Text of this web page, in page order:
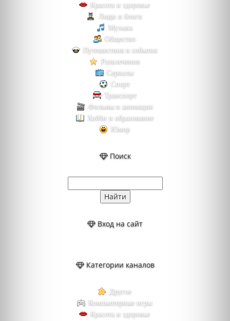
Красота и здоровье
Люди и блоги
Музыка
Общество
Путешествия и события
Развлечения
Сериалы
Спорт
Транспорт
Фильмы и анимация
Хобби и образование
Юмор
Поиск
Вход на сайт
Категории каналов
Другое
Компьютерные игры
Красота и здоровье